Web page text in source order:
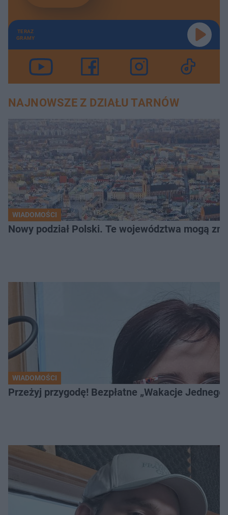
TERAZ
GRAMY
NAJNOWSZE Z DZIAŁU TARNÓW
WIADOMOŚCI
Nowy podział Polski. Te województwa mogą
WIADOMOŚCI
Przeżyj przygodę! Bezpłatne „Wakacje